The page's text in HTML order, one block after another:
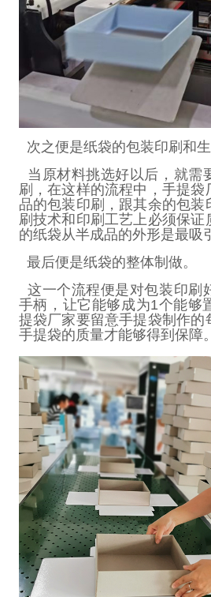
次之便是纸袋的包装印刷和生
当原材料挑选好以后，就需
刷，在这样的流程中，手提袋
品的包装印刷，跟其余的包装
刷技术和印刷工艺上必须保证
的纸袋从半成品的外形是最吸
最后便是纸袋的整体制做。
这一个流程便是对包装印刷
手柄，让它能够成为1个能够
提袋厂家要留意手提袋制作的
手提袋的质量才能够得到保障。